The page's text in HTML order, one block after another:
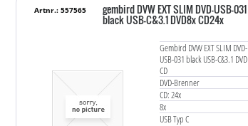
gembird DVW EXT SLIM DVD-USB-031
black USB-C&3.1 DVD8x CD24x
Gembird DVW EXT SLIM DVD-
USB-031 black USB-C&3.1 DVD
CD
DVD-Brenner
CD: 24x
8x
USB Typ C
Artnr.: 557565